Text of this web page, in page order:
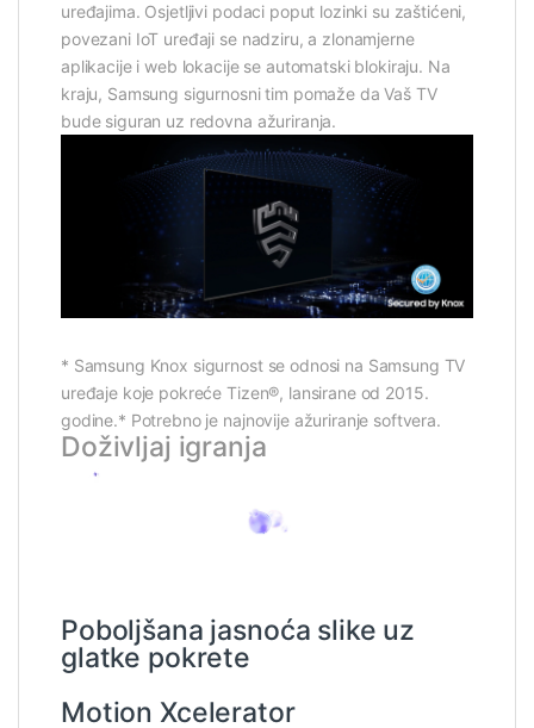
uređajima. Osjetljivi podaci poput lozinki su zaštićeni,
povezani IoT uređaji se nadziru, a zlonamjerne
aplikacije i web lokacije se automatski blokiraju. Na
kraju, Samsung sigurnosni tim pomaže da Vaš TV
bude siguran uz redovna ažuriranja.
* Samsung Knox sigurnost se odnosi na Samsung TV
uređaje koje pokreće Tizen®, lansirane od 2015.
godine.* Potrebno je najnovije ažuriranje softvera.
Doživljaj igranja
Poboljšana jasnoća slike uz
glatke pokrete
Motion Xcelerator